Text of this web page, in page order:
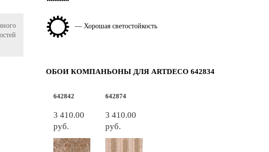
— Хорошая светостойкость
ОБОИ КОМПАНЬОНЫ ДЛЯ ARTDECO 642834
642842
3 410.00
руб.
642874
3 410.00
руб.